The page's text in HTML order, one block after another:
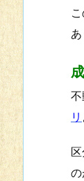
あ
リ